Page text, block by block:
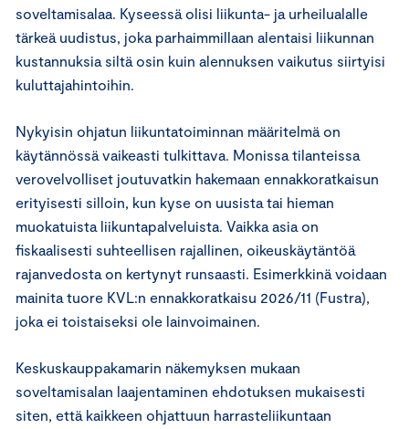
soveltamisalaa. Kyseessä olisi liikunta- ja urheilualalle
tärkeä uudistus, joka parhaimmillaan alentaisi liikunnan
kustannuksia siltä osin kuin alennuksen vaikutus siirtyisi
kuluttajahintoihin.
Nykyisin ohjatun liikuntatoiminnan määritelmä on
käytännössä vaikeasti tulkittava. Monissa tilanteissa
verovelvolliset joutuvatkin hakemaan ennakkoratkaisun
erityisesti silloin, kun kyse on uusista tai hieman
muokatuista liikuntapalveluista. Vaikka asia on
fiskaalisesti suhteellisen rajallinen, oikeuskäytäntöä
rajanvedosta on kertynyt runsaasti. Esimerkkinä voidaan
mainita tuore KVL:n ennakkoratkaisu 2026/11 (Fustra),
joka ei toistaiseksi ole lainvoimainen.
Keskuskauppakamarin näkemyksen mukaan
soveltamisalan laajentaminen ehdotuksen mukaisesti
siten, että kaikkeen ohjattuun harrasteliikuntaan